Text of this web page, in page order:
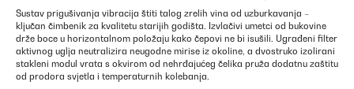
Sustav prigušivanja vibracija štiti talog zrelih vina od uzburkavanja –
ključan čimbenik za kvalitetu starijih godišta. Izvlačivi umetci od bukovine
drže boce u horizontalnom položaju kako čepovi ne bi isušili. Ugrađeni filter
aktivnog uglja neutralizira neugodne mirise iz okoline, a dvostruko izolirani
stakleni modul vrata s okvirom od nehrđajućeg čelika pruža dodatnu zaštitu
od prodora svjetla i temperaturnih kolebanja.